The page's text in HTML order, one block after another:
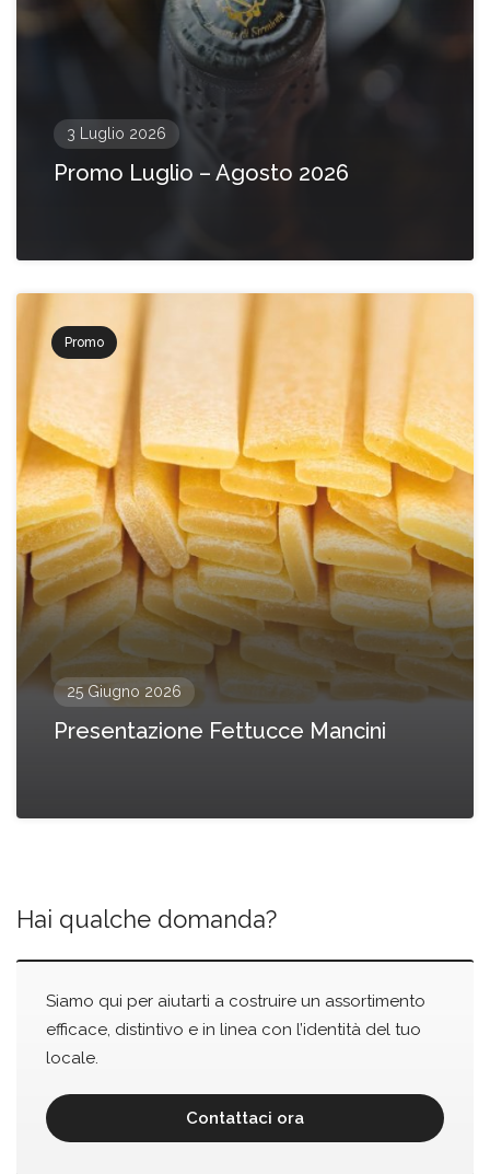
3 Luglio 2026
Promo Luglio – Agosto 2026
Promo
25 Giugno 2026
Presentazione Fettucce Mancini
Hai qualche domanda?
Siamo qui per aiutarti a costruire un assortimento
efficace, distintivo e in linea con l’identità del tuo
locale.
Contattaci ora